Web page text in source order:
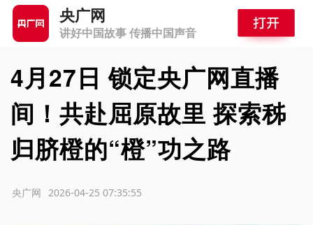
央广网
讲好中国故事 传播中国声音
4月27日 锁定央广网直播
间！共赴屈原故里 探索秭
归脐橙的“橙”功之路
2026-04-25 07:35:55
央广网